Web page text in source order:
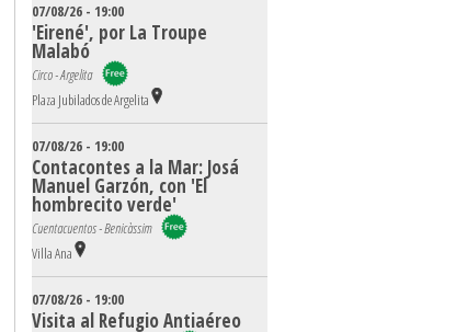
07/08/26 - 19:00
'Eirené', por La Troupe
Malabó
Circo - Argelita
Plaza Jubilados de Argelita
07/08/26 - 19:00
Contacontes a la Mar: Josá
Manuel Garzón, con 'El
hombrecito verde'
Cuentacuentos - Benicàssim
Villa Ana
07/08/26 - 19:00
Visita al Refugio Antiaéreo